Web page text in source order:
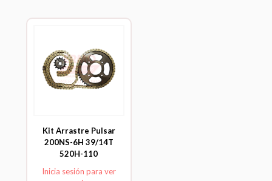
Kit Arrastre Pulsar
200NS-6H 39/14T
520H-110
Inicia sesión para ver